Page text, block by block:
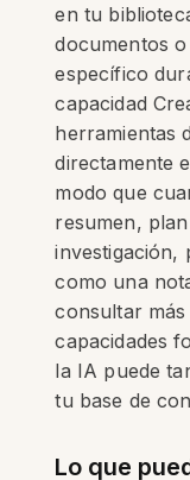
en tu
documentos
específico
capacidad
herramientas
directamente
modo que
resumen,
investigación,
como una
consultar
capacidades
la IA puede
tu base de
Lo que